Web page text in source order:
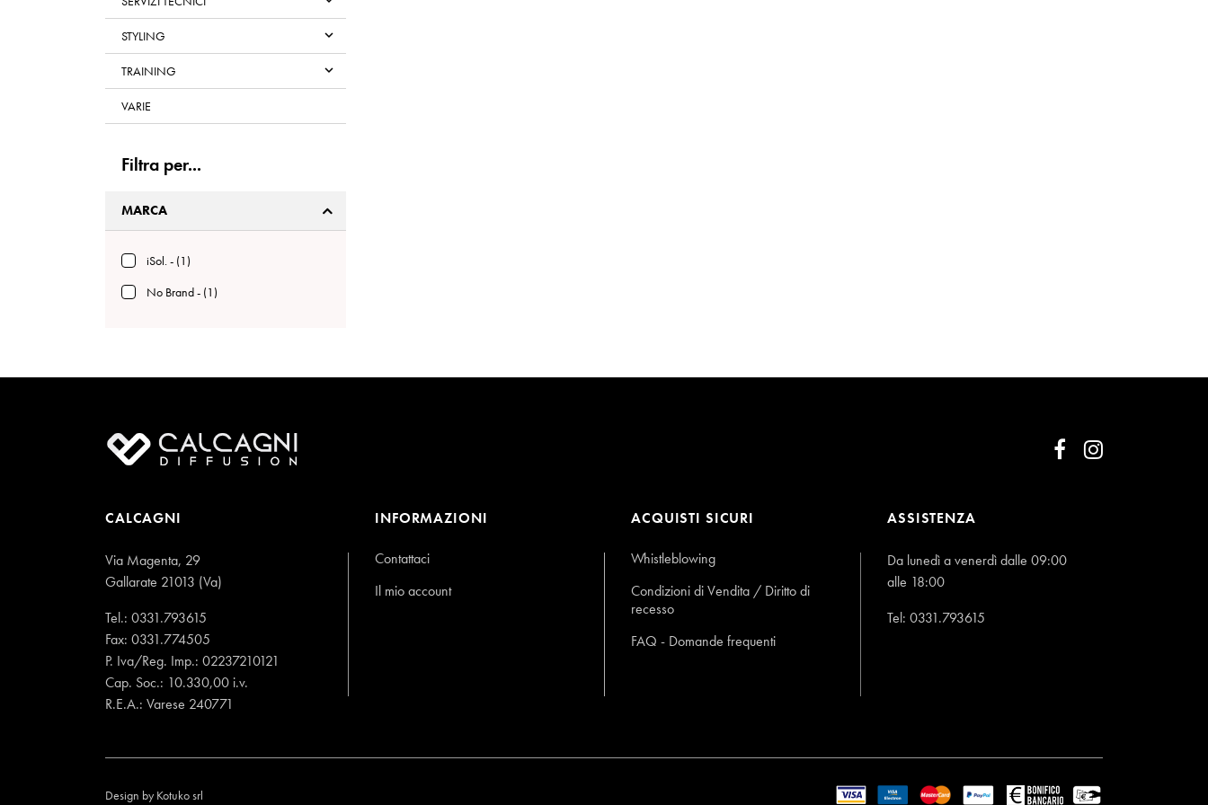
STYLING 
TRAINING 
VARIE
Filtra per...
MARCA
iSol. - (1)
No Brand - (1)
CALCAGNI
Via Magenta, 29
Gallarate 21013 (Va)
Tel.: 0331.793615
Fax: 0331.774505
P. Iva/Reg. Imp.: 02237210121
Cap. Soc.: 10.330,00 i.v.
R.E.A.: Varese 240771
INFORMAZIONI
Contattaci
Il mio account
ACQUISTI SICURI
Whistleblowing
Condizioni di Vendita / Diritto di
recesso
FAQ - Domande frequenti
ASSISTENZA
Da lunedì a venerdì dalle 09:00
alle 18:00
Tel:0331.793615
Design by Kotuko srl